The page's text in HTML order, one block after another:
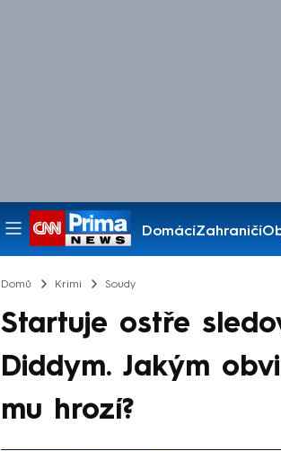
DomácíZahraničí
Pořady
Domů Krimi Soudy
Startuje ostře
Diddym. Jakým
mu hrozí?